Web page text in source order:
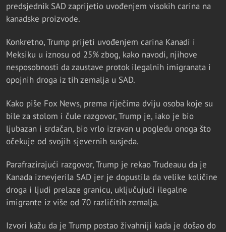
predsjednik SAD zaprijetio uvođenjem visokih carina na
kanadske proizvode.
Konkretno, Trump prijeti uvođenjem carina Kanadi i
Meksiku u iznosu od 25% zbog, kako navodi, njihove
nesposobnosti da zaustave protok ilegalnih imigranata i
opojnih droga iz tih zemalja u SAD.
Kako piše Fox News, prema riječima dviju osoba koje su
bile za stolom i čule razgovor, Trump je, iako je bio
ljubazan i srdačan, bio vrlo izravan u pogledu onoga što
očekuje od svojih sjevernih susjeda.
Parafrazirajući razgovor, Trump je rekao Trudeauu da je
Kanada iznevjerila SAD jer je dopustila da velike količine
droga i ljudi prelaze granicu, uključujući ilegalne
imigrante iz više od 70 različitih zemalja.
Izvori kažu da je Trump postao živahniji kada je došao do